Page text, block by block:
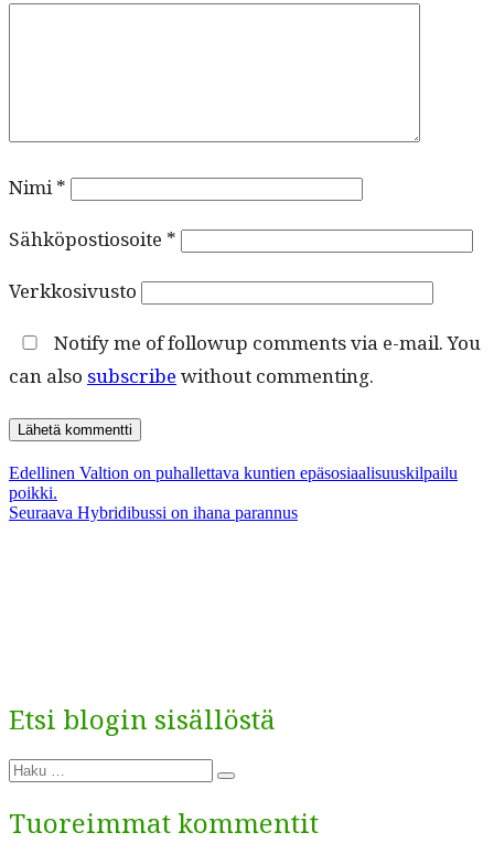
Nimi*
Sähköpostiosoite *
Verkkosivusto
Notify me of followup comments via e-mail. You
can also subscribe without commenting.
Artikkelien
selaus
Edellinen Edellinen
Valtion on puhallettava kuntien epäsosiaalisuuskilpailu
poikki.
Seuraava Seuraava
Hybridibussi on ihana parannus
Etsi blogin sisällöstä
Etsi:
Haku
Tuoreimmat kommentit